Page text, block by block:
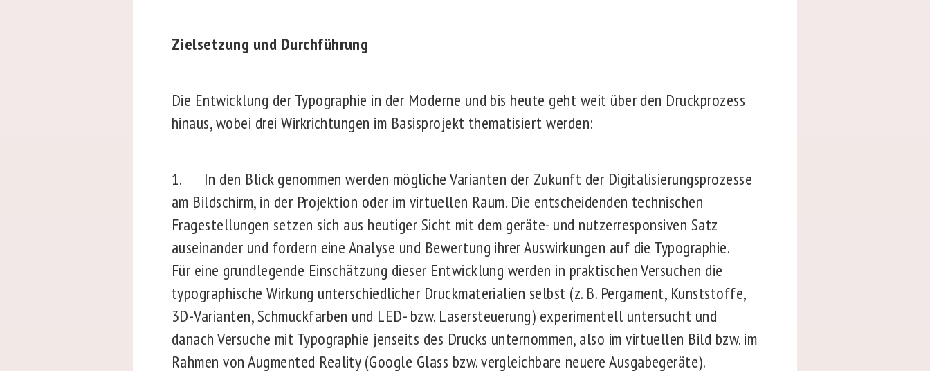
Zielsetzung und Durchführung
Die Entwicklung der Typographie in der Moderne und bis heute geht weit über den Druckprozess
hinaus, wobei drei Wirkrichtungen im Basisprojekt thematisiert werden:
1. In den Blick genommen werden mögliche Varianten der Zukunft der Digitalisierungsprozesse
am Bildschirm, in der Projektion oder im virtuellen Raum. Die entscheidenden technischen
Fragestellungen setzen sich aus heutiger Sicht mit dem geräte- und nutzerresponsiven Satz
auseinander und fordern eine Analyse und Bewertung ihrer Auswirkungen auf die Typographie.
Für eine grundlegende Einschätzung dieser Entwicklung werden in praktischen Versuchen die
typographische Wirkung unterschiedlicher Druckmaterialien selbst (z. B. Pergament, Kunststoffe,
3D-Varianten, Schmuckfarben und LED- bzw. Lasersteuerung) experimentell untersucht und
danach Versuche mit Typographie jenseits des Drucks unternommen, also im virtuellen Bild bzw. im
Rahmen von Augmented Reality (Google Glass bzw. vergleichbare neuere Ausgabegeräte).